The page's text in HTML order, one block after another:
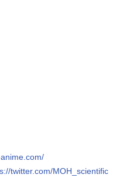
twitter.com/MOH_scientific